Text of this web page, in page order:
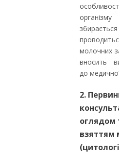
молочних
вносить
до
2.
оглядом
взяттям